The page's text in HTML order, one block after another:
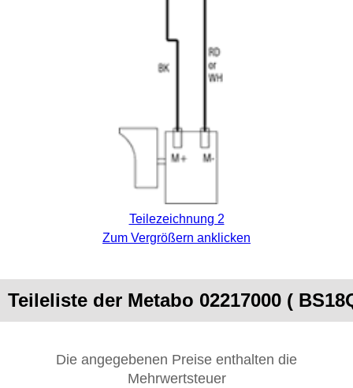
Teilezeichnung 2
Zum Vergrößern anklicken
Teileliste der Metabo 02217000 (
Die angegebenen Preise enthalten die
Mehrwertsteuer